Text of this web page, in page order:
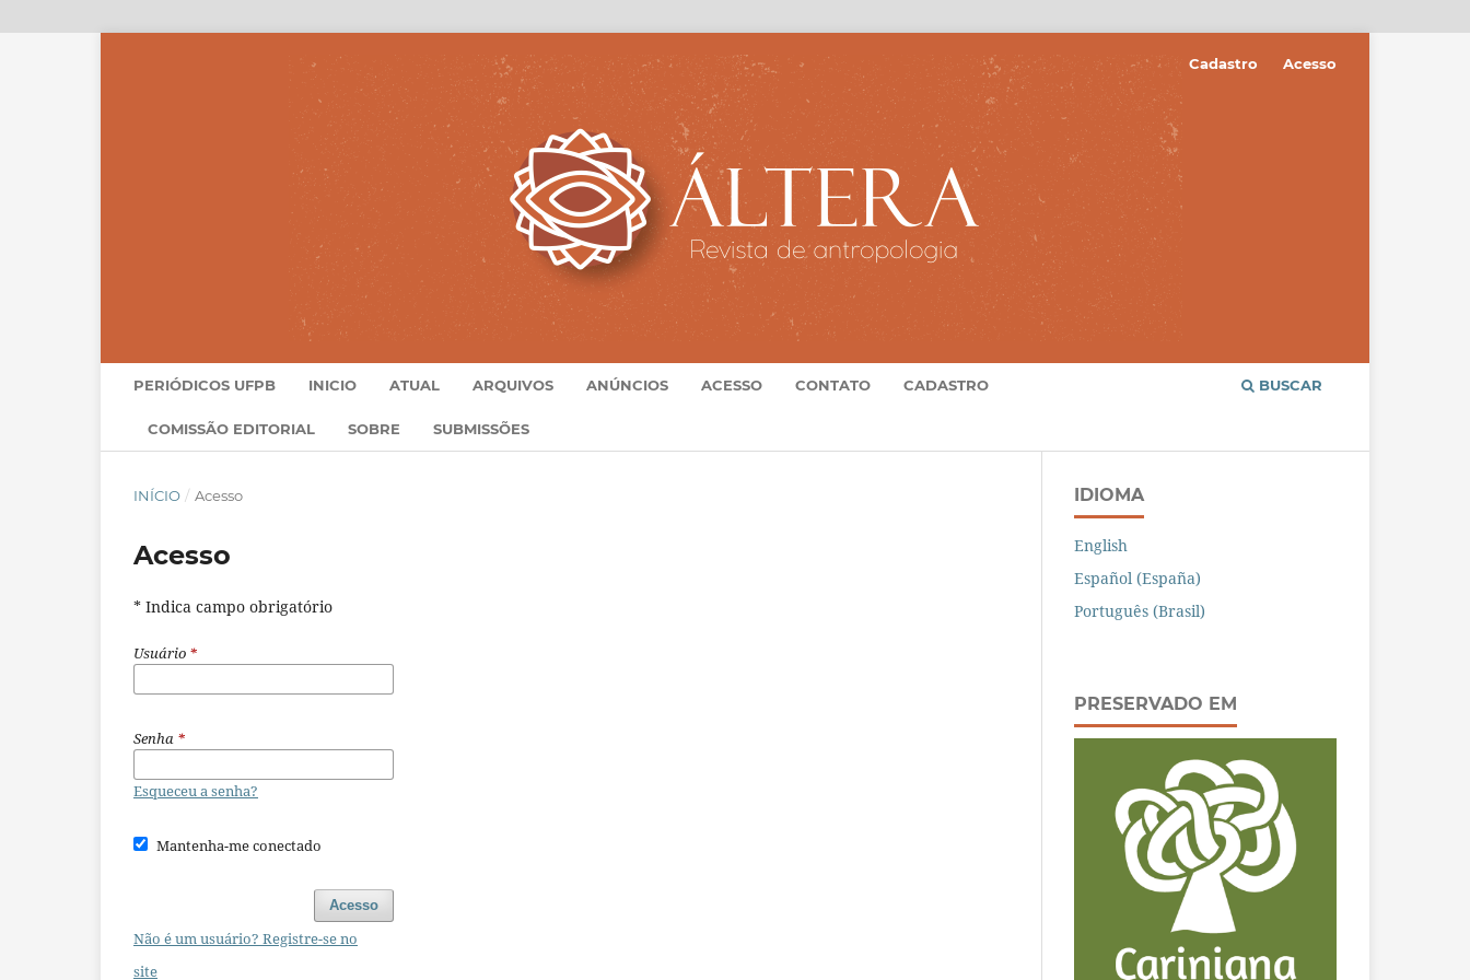
PERIÓDICOS UFPB INICIO ATUAL ARQUIVOS ANÚNCIOS ACESSO CONTATO CADASTRO
COMISSÃO EDITORIAL SOBRE SUBMISSÕES
BUSCAR
Cadastro Acesso
INÍCIO / Acesso
Acesso
* Indica campo obrigatório
Usuário *
Senha *
Esqueceu a senha?
Mantenha-me conectado
Acesso
Não é um usuário? Registre-se no
site
IDIOMA
English
Español (España)
Português (Brasil)
PRESERVADO EM